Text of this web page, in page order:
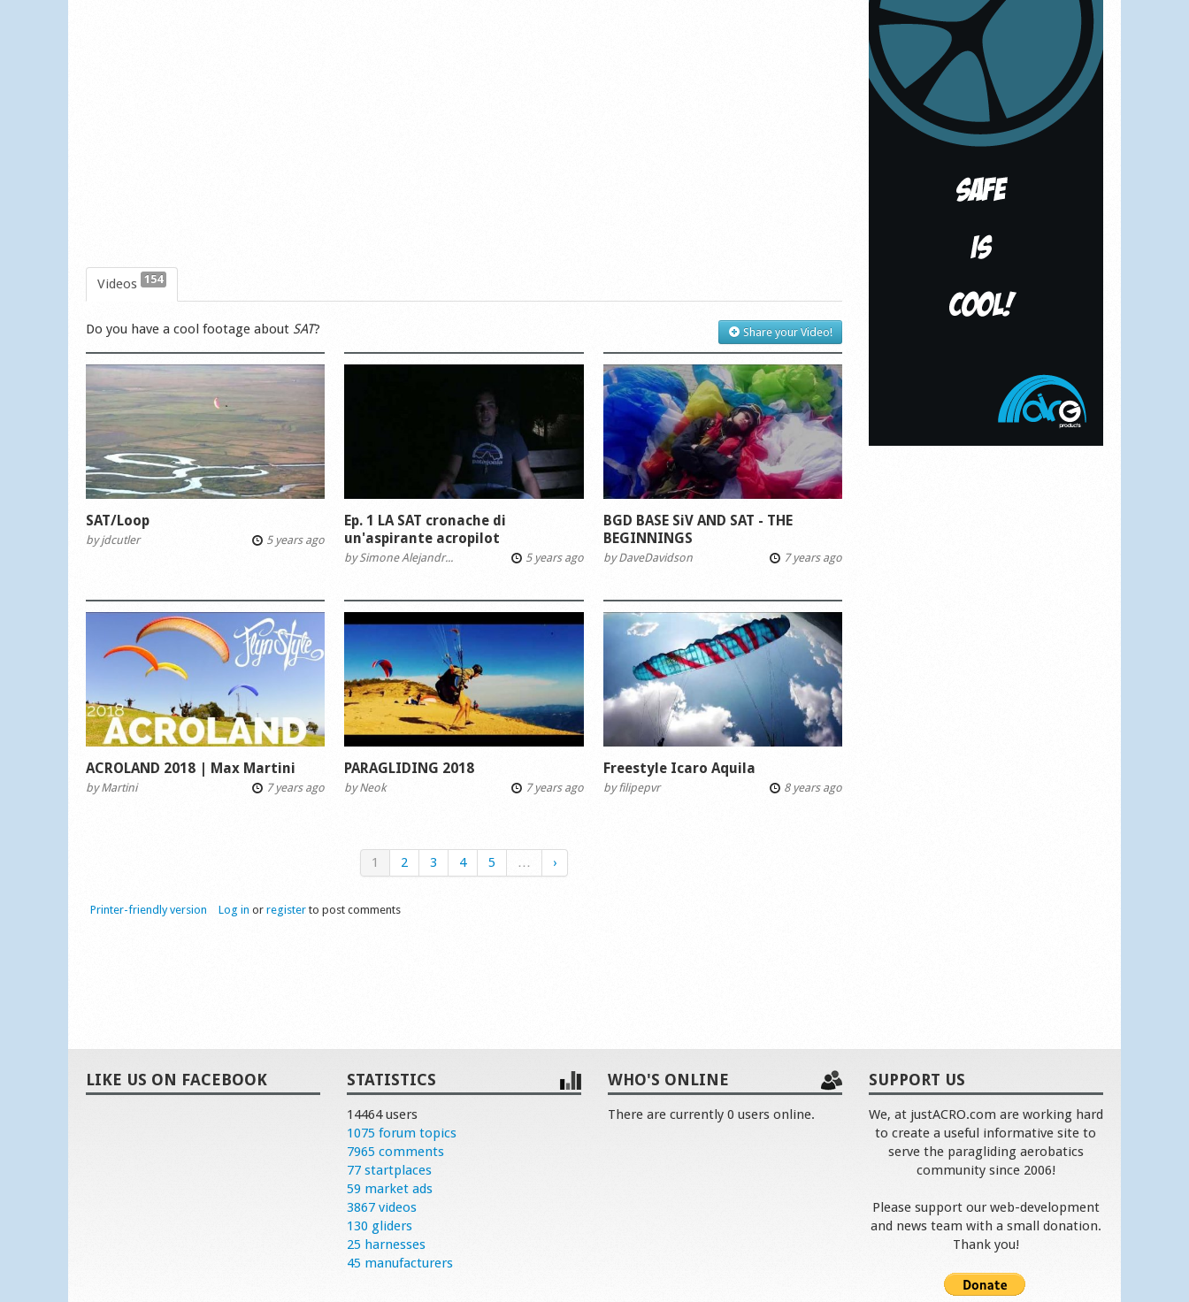
Videos 154
Share your Video!
Do you have a cool footage about SAT?
SAT/Loop
byjdcutler 5 years ago
Ep. 1 LA SAT cronache di
un'aspirante acropilot
bySimone Alejandr... 5 years ago
BGD BASE SiV AND SAT - THE
BEGINNINGS
byDaveDavidson 7 years ago
ACROLAND 2018 | Max Martini
byMartini 7 years ago
PARAGLIDING 2018
byNeok 7 years ago
Freestyle Icaro Aquila
byfilipepvr 8 years ago
1 2 3 4 5 … ›
Printer-friendly version Log in or register to post comments
LIKE US ON FACEBOOK STATISTICS
14464 users
1075 forum topics
7965 comments
77 startplaces
59 market ads
3867 videos
130 gliders
25 harnesses
45 manufacturers
WHO'S ONLINE
There are currently 0 users online.
SUPPORT US
We, at justACRO.com are working hard
to create a useful informative site to
serve the paragliding aerobatics
community since 2006!
Please support our web-development
and news team with a small donation.
Thank you!